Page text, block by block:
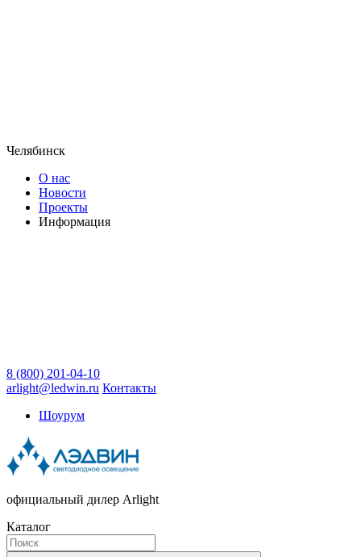
Челябинск
О нас
Новости
Проекты
Информация
8 (800) 201-04-10
arlight@ledwin.ru Контакты
Шоурум
официальный дилер Arlight
Каталог